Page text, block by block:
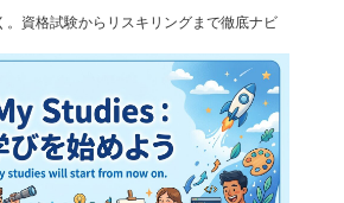
。資格試験からリスキリングまで徹底ナビ